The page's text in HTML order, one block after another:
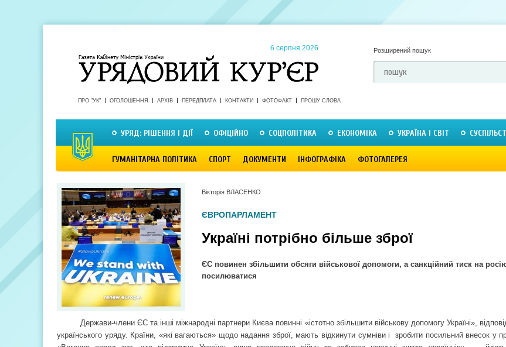
6 серпня 2026 Розширений пошук
ПРО "УК" ОГОЛОШЕННЯ АРХІВ ПЕРЕДПЛАТА КОНТАКТИ ФОТОФАКТ ПРОШУ СЛОВА
УРЯД: РІШЕННЯ І ДІЇ ОФІЦІЙНО СОЦПОЛІТИКА ЕКОНОМІКА УКРАЇНА І СВІТ
ГУМАНІТАРНА ПОЛІТИКА СПОРТ ДОКУМЕНТИ ІНФОГРАФІКА ФОТОГАЛЕРЕЯ
Вікторія ВЛАСЕНКО
ЄВРОПАРЛАМЕНТ
Україні потрібно більше зброї
ЄС повинен збільшити обсяги військової допомоги, а санкційний тиск на
посилюватися
Держави-члени ЄС та інші міжнародні партнери Києва повинні «істотно збільшити військову допомогу Україні»,
українського уряду. Країни, «які вагаються» щодо надання зброї, мають відкинути сумніви і
зробити посильний внесок у